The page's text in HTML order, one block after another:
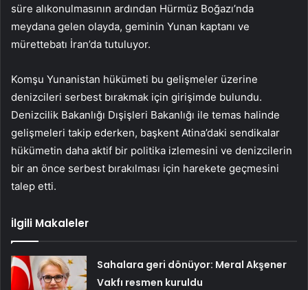
süre alıkonulmasının ardından Hürmüz Boğazı’nda
meydana gelen olayda, geminin Yunan kaptanı ve
mürettebatı İran’da tutuluyor.
Komşu Yunanistan hükümeti bu gelişmeler üzerine
denizcileri serbest bırakmak için girişimde bulundu.
Denizcilik Bakanlığı Dışişleri Bakanlığı ile temas halinde
gelişmeleri takip ederken, başkent Atina’daki sendikalar
hükümetin daha aktif bir politika izlemesini ve denizcilerin
bir an önce serbest bırakılması için harekete geçmesini
talep etti.
İlgili Makaleler
Sahalara geri dönüyor: Meral Akşener
Vakfı resmen kuruldu